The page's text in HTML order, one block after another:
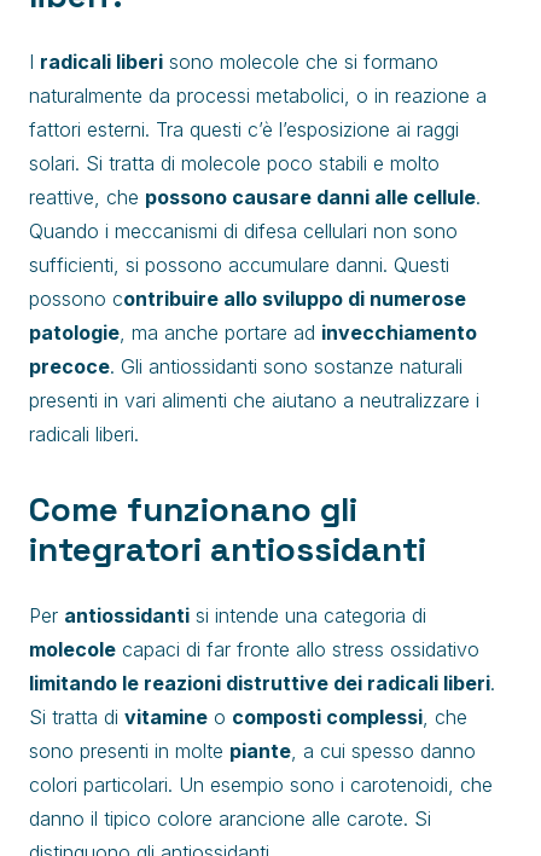
I radicali liberi sono molecole che si formano
naturalmente da processi metabolici, o in reazione a
fattori esterni. Tra questi c’è l’esposizione ai raggi
solari. Si tratta di molecole poco stabili e molto
reattive, che possono causare danni alle cellule.
Quando i meccanismi di difesa cellulari non sono
sufficienti, si possono accumulare danni. Questi
possono contribuire allo sviluppo di numerose
patologie, ma anche portare ad invecchiamento
precoce. Gli antiossidanti sono sostanze naturali
presenti in vari alimenti che aiutano a neutralizzare i
radicali liberi.
Come funzionano gli
integratori antiossidanti
Per antiossidanti si intende una categoria di
molecole capaci di far fronte allo stress ossidativo
limitando le reazioni distruttive dei radicali liberi.
Si tratta di vitamine o composti complessi, che
sono presenti in molte piante, a cui spesso danno
colori particolari. Un esempio sono i carotenoidi, che
danno il tipico colore arancione alle carote. Si